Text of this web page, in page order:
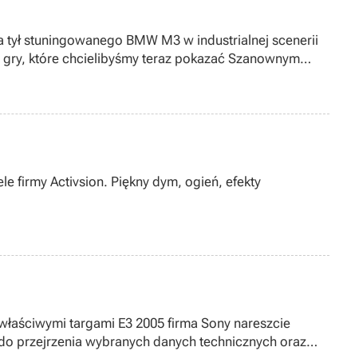
stuningowanego BMW M3 w industrialnej scenerii
które chcielibyśmy teraz pokazać Szanownym
firmy Activsion. Piękny dym, ogień, efekty
targami E3 2005 firma Sony nareszcie
przejrzenia wybranych danych technicznych oraz